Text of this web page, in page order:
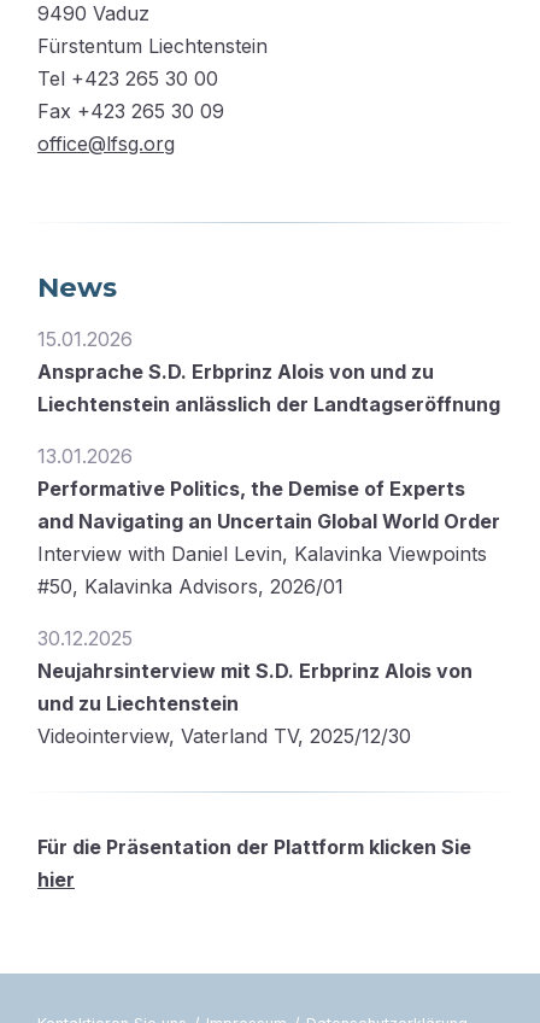
9490 Vaduz
Fürstentum Liechtenstein
Tel +423 265 30 00
Fax +423 265 30 09
office@lfsg.org
News
15.01.2026
Ansprache S.D. Erbprinz Alois von und zu
Liechtenstein anlässlich der Landtagseröffnung
13.01.2026
Performative Politics, the Demise of Experts
and Navigating an Uncertain Global World Order
Interview with Daniel Levin, Kalavinka Viewpoints
#50, Kalavinka Advisors, 2026/01
30.12.2025
Neujahrsinterview mit S.D. Erbprinz Alois von
und zu Liechtenstein
Videointerview, Vaterland TV, 2025/12/30
Für die Präsentation der Plattform klicken Sie
hier